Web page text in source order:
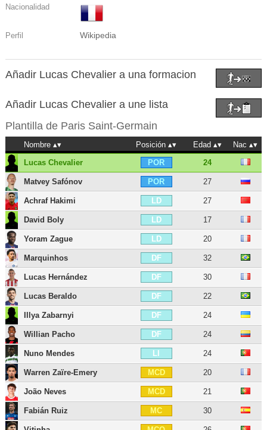
Nacionalidad
Perfil Wikipedia
Añadir Lucas Chevalier a una formacion
Añadir Lucas Chevalier a une lista
Plantilla de Paris Saint-Germain
Nombre Posición Edad
Nac
Lucas Chevalier
POR 24
Matvey Safónov POR 27
Achraf Hakimi LD 27
David Boly LD 17
Yoram Zague LD 20
Marquinhos DF 32
Lucas Hernández DF 30
Lucas Beraldo DF 22
Illya Zabarnyi DF 24
Willian Pacho DF 24
Nuno Mendes LI 24
Warren Zaïre-Emery MCD 20
João Neves MCD 21
Fabián Ruiz MC 30